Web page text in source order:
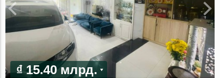
₫ 15.40 млрд.